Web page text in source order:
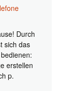
Durch
sich das
erstellen
p.